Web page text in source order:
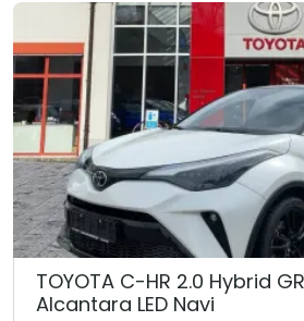
TOYOTA C-HR 2.0 Hybrid
Alcantara LED Navi